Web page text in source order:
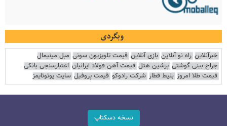
وبگردی
خبرآنلاین راه نو آنلاین بازی آنلاین قیمت تلویزیون سونی مبل مینیمال
جراح بینی گوشتی پرشین هتل قیمت آهن فولاد ایرانیان اعتبارسنجی بانکی
قیمت طلا امروز بلیط قطار شرکت رادوکو قیمت پروفیل سایت یوتوتایمز
نسخه دسکتاپ